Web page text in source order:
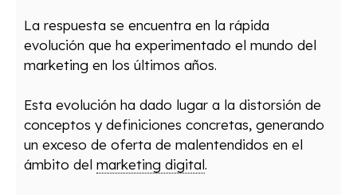
La respuesta se encuentra en la rápida
evolución que ha experimentado el mundo del
marketing en los últimos años.
Esta evolución ha dado lugar a la distorsión de
conceptos y definiciones concretas, generando
un exceso de oferta de malentendidos en el
ámbito del marketing digital.